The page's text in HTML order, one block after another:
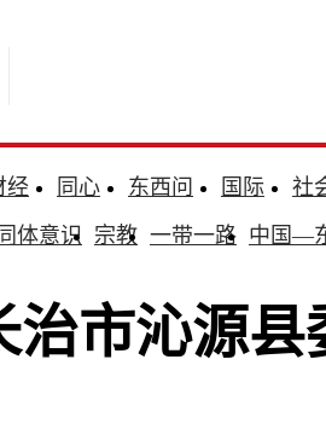
经 同心 东西问 国际
社
体意识 宗教 一带一路 中国—
治市沁源